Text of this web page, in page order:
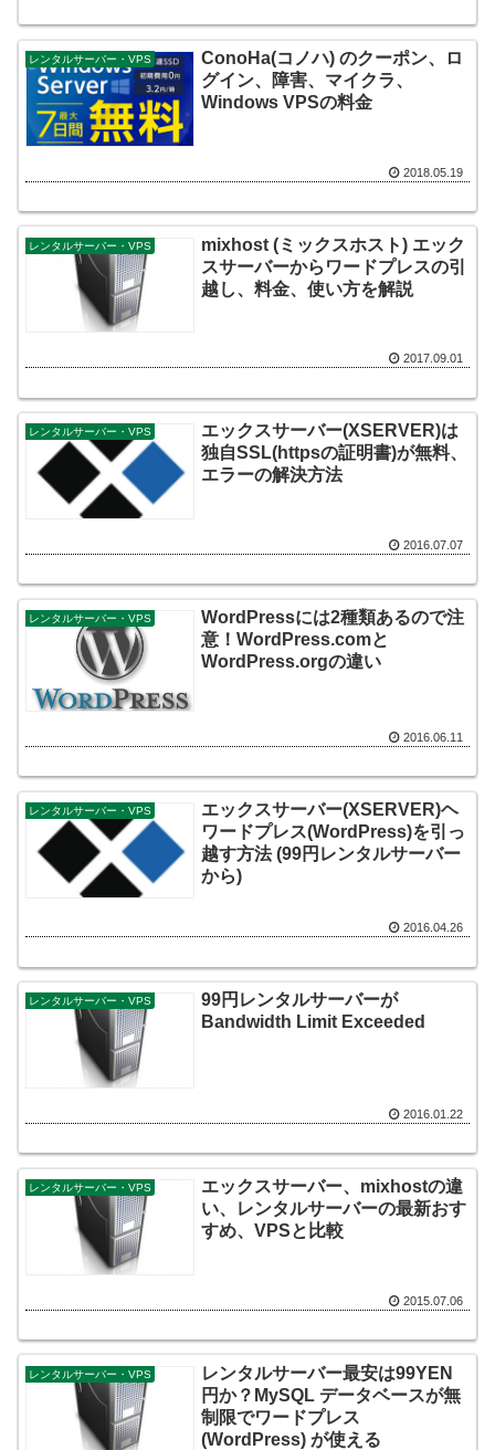
レンタルサーバー・VPS
ConoHa(コノハ) のクーポン、ロ
グイン、障害、マイクラ、
Windows VPSの料金
2018.05.19
レンタルサーバー・VPS
mixhost (ミックスホスト) エック
スサーバーからワードプレスの引
越し、料金、使い方を解説
2017.09.01
レンタルサーバー・VPS
エックスサーバー(XSERVER)は
独自SSL(httpsの証明書)が無料、
エラーの解決方法
2016.07.07
レンタルサーバー・VPS
WordPressには2種類あるので注
意！WordPress.comと
WordPress.orgの違い
2016.06.11
レンタルサーバー・VPS
エックスサーバー(XSERVER)ヘ
ワードプレス(WordPress)を引っ
越す方法 (99円レンタルサーバー
から)
2016.04.26
レンタルサーバー・VPS
99円レンタルサーバーが
Bandwidth Limit Exceeded
2016.01.22
レンタルサーバー・VPS
エックスサーバー、mixhostの違
い、レンタルサーバーの最新おす
すめ、VPSと比較
2015.07.06
レンタルサーバー・VPS
レンタルサーバー最安は99YEN
円か？MySQL データベースが無
制限でワードプレス
(WordPress) が使える